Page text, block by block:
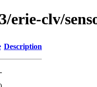
erie-clv/
Description
-